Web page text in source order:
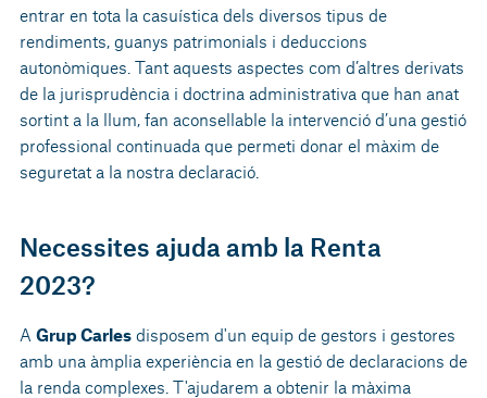
entrar en tota la casuística dels diversos tipus de
rendiments, guanys patrimonials i deduccions
autonòmiques. Tant aquests aspectes com d’altres derivats
de la jurisprudència i doctrina administrativa que han anat
sortint a la llum, fan aconsellable la intervenció d’una gestió
professional continuada que permeti donar el màxim de
seguretat a la nostra declaració.
Necessites ajuda amb la Renta
2023?
A Grup Carles disposem d'un equip de gestors i gestores
amb una àmplia experiència en la gestió de declaracions de
la renda complexes. T'ajudarem a obtenir la màxima